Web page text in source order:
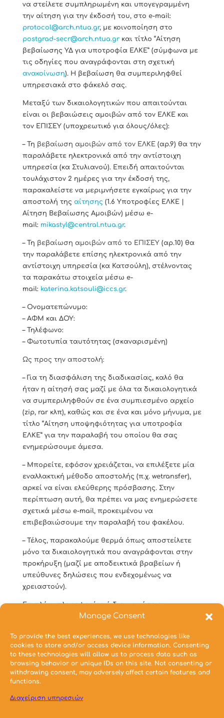
Manage Consent
To provide the best experiences, we use technologies like
cookies to store and/or access device information. Consenting
to these technologies will allow us to process data such as
browsing behavior or unique IDs on this site. Not consenting or
withdrawing consent, may adversely affect certain features and
functions.
Διαχείριση υπηρεσιών
να στείλετε συμπληρωμένη και υπογεγραμμένη
την αίτηση για την έκδοσή του, στο e-mail:
protocol@arch.ntua.gr, με κοινοποίηση στο
postgrad-secr@arch.ntua.gr και τίτλο “Αίτηση
βεβαίωσης ΥΔ για υποτροφία ΕΛΚΕ” (σύμφωνα με
τις οδηγίες που αναγράφονται στη σχετική
ανακοίνωση). Η βεβαίωση θα συμπεριληφθεί
υπηρεσιακά στο φάκελό σας.
Μεταξύ των δικαιολογητικών που απαιτούνται
είναι οι βεβαιώσεις αμοιβών από τον ΕΛΚΕ και
τον ΕΠΙΣΕΥ (υποχρεωτικό για όλους/όλες):
– Τη βεβαίωση αμοιβών από τον ΕΛΚΕ (αρ.9) θα την
παραλάβετε ηλεκτρονικά από την αντίστοιχη
υπηρεσία (κα Στυλιανού). Επειδή απαιτούνται
τουλάχιστον 2 ημέρες για την έκδοσή της,
παρακαλείστε να μεριμνήσετε εγκαίρως για την
αποστολή της αίτησης (1.6 Υποτροφίες ΕΛΚΕ |
Αίτηση Βεβαίωσης Αμοιβών) μέσω e-
mail: mikastyl@central.ntua.gr.
– Τη βεβαίωση αμοιβών από το ΕΠΙΣΕΥ (αρ.10) θα
την παραλάβετε επίσης ηλεκτρονικά από την
αντίστοιχη υπηρεσία (κα Κατσούλη), στέλνοντας
τα παρακάτω στοιχεία μέσω e-
mail: katerina.katsouli@iccs.gr.
– Ονοματεπώνυμο:
– ΑΦΜ και ΔΟΥ:
– Τηλέφωνο:
– Φωτοτυπία ταυτότητας (σκαναρισμένη)
Ως προς την αποστολή:
– Για τη διασφάλιση της διαδικασίας, καλό θα
ήταν η αίτησή σας μαζί με όλα τα δικαιολογητικά
να συμπεριληφθούν σε ένα συμπιεσμένο αρχείο
(zip, rar κλπ), καθώς και σε ένα και μόνο μήνυμα, με
τίτλο “Αίτηση υποψηφιότητας για υποτροφία
ΕΛΚΕ” για την παραλαβή του οποίου θα σας
ενημερώσουμε άμεσα.
– Μπορείτε, εφόσον χρειάζεται, να επιλέξετε μία
εναλλακτική μέθοδο αποστολής (π.χ. wetransfer),
αρκεί να είναι ελεύθερης πρόσβασης. Στην
περίπτωση αυτή, θα πρέπει να μας ενημερώσετε
σχετικά μέσω e-mail, προκειμένου να
επιβεβαιώσουμε την παραλαβή του φακέλου.
– Τέλος, παρακαλούμε θερμά όπως αποστείλετε
μόνο τα δικαιολογητικά που αναγράφονται στην
προκήρυξη (μαζί με αποδεικτικά βραβείων ή
υπεύθυνες δηλώσεις που ενδεχομένως να
χρειαστούν).
Επιπλέον πληροφορίες ή διευκρινήσεις
παρέχονται από τον υπεύθυνο του γραφείου,
της Σχολής:www.arch.ntua.gr.
Συνημμένα Αρχεία
Προκήρυξη ΕΛΚΕ_2021-10-06 [1,3,4]
Αίτηση διεκδίκησης Υποτροφίας ΕΛΚΕ (pdf)